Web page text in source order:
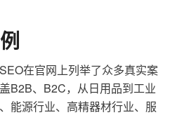
在官网上列举了众多真实案
B2B、B2C，从日用品到工业
能源行业、高精器材行业、服